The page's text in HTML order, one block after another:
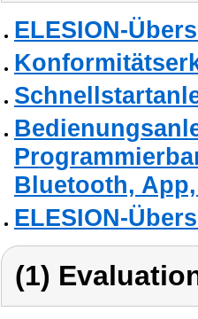
ELESION-
Bluetooth,
ELESION-
(1)